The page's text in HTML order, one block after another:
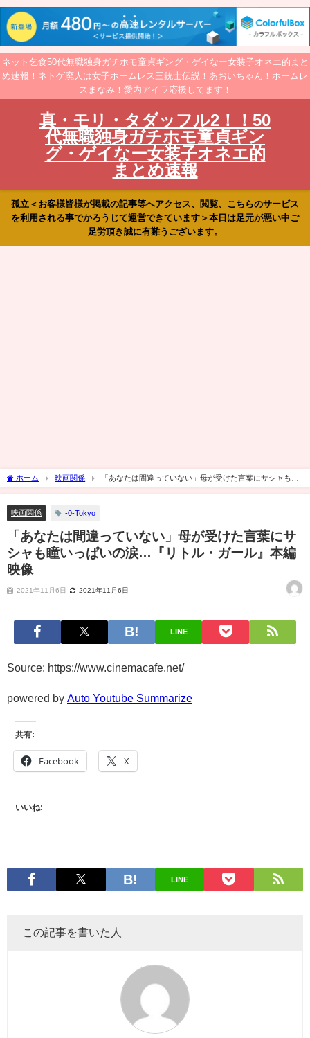
ネット乞食50代無職独身ガチホモ童貞ギング・ゲイなー女装子オネエ的まと
め速報！ネトゲ廃人は女子ホームレス三銃士伝説！あおいちゃん！ホームレ
スまなみ！愛内アイラ応援してます！
真・モリ・タダッフル2！！50
代無職独身ガチホモ童貞ギン
グ・ゲイなー女装子オネエ的
まとめ速報
孤立＜お客様皆様が掲載の記事等へアクセス、閲覧、こちらのサービス
を利用される事でかろうじて運営できています＞本日は足元が悪い中ご
足労頂き誠に有難うございます。
ホーム 映画関係
「あなたは間違っていない」母が受けた言葉にサシャも瞳
いっぱいの涙…『リトル・ガール』本編映像
映画関係 -0-Tokyo
「あなたは間違っていない」母が受けた言葉にサ
シャも瞳いっぱいの涙…『リトル・ガール』本編
映像
2021年11月6日 2021年11月6日
LINE
Source: https://www.cinemacafe.net/
powered by Auto Youtube Summarize
共有:
Facebook X
いいね:
LINE
この記事を書いた人